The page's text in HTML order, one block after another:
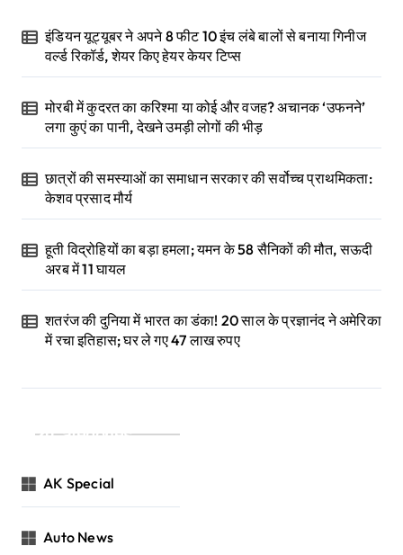
इंडियन यूट्यूबर ने अपने 8 फीट 10 इंच लंबे बालों से बनाया गिनीज
वर्ल्ड रिकॉर्ड, शेयर किए हेयर केयर टिप्स
मोरबी में कुदरत का करिश्मा या कोई और वजह? अचानक ‘उफनने’
लगा कुएं का पानी, देखने उमड़ी लोगों की भीड़
छात्रों की समस्याओं का समाधान सरकार की सर्वोच्च प्राथमिकता:
केशव प्रसाद मौर्य
हूती विद्रोहियों का बड़ा हमला; यमन के 58 सैनिकों की मौत, सऊदी
अरब में 11 घायल
शतरंज की दुनिया में भारत का डंका! 20 साल के प्रज्ञानंद ने अमेरिका
में रचा इतिहास; घर ले गए 47 लाख रुपए
Categories
AK Special
Auto News